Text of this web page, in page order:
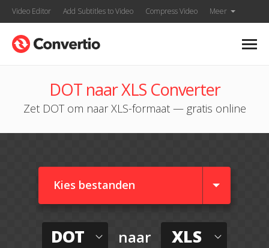
Video Editor Add Subtitles to Video Compress Video Meer
DOT naar XLS Converter
Zet DOT om naar XLS-formaat — gratis online
Kies bestanden
DOT naar XLS